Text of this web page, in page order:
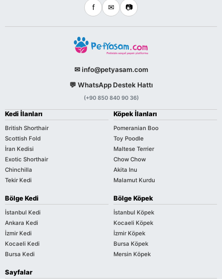
f ✉ 📷
✉ info@petyasam.com
💬 WhatsApp Destek Hattı
(+90 850 840 90 36)
Kedi İlanları
British Shorthair
Scottish Fold
İran Kedisi
Exotic Shorthair
Chinchilla
Tekir Kedi
Köpek İlanları
Pomeranian Boo
Toy Poodle
Maltese Terrier
Chow Chow
Akita Inu
Malamut Kurdu
Bölge Kedi
İstanbul Kedi
Ankara Kedi
İzmir Kedi
Kocaeli Kedi
Bursa Kedi
Bölge Köpek
İstanbul Köpek
Kocaeli Köpek
İzmir Köpek
Bursa Köpek
Mersin Köpek
Sayfalar